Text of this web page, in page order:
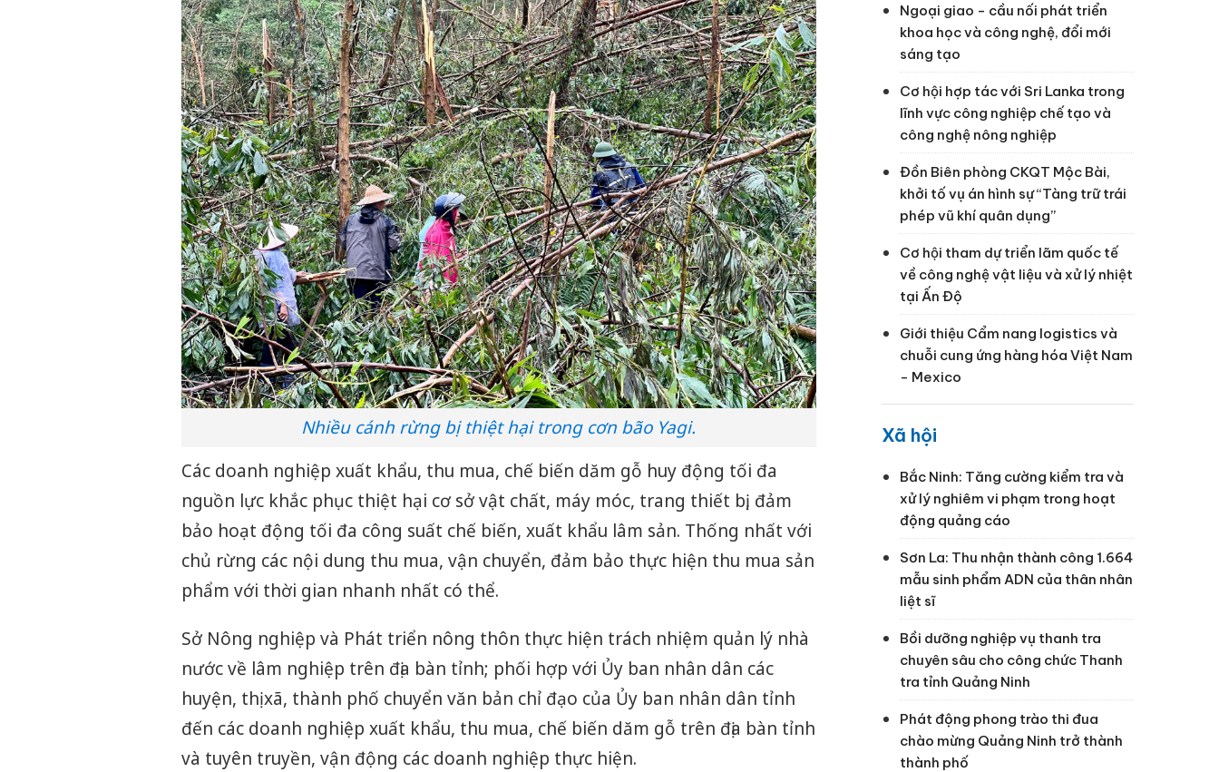
Nhiều cánh rừng bị thiệt hại trong cơn bão Yagi.
Các doanh nghiệp xuất khẩu, thu mua, chế biến dăm gỗ huy động tối đa
nguồn lực khắc phục thiệt hại cơ sở vật chất, máy móc, trang thiết bị, đảm
bảo hoạt động tối đa công suất chế biến, xuất khẩu lâm sản. Thống nhất với
chủ rừng các nội dung thu mua, vận chuyển, đảm bảo thực hiện thu mua sản
phẩm với thời gian nhanh nhất có thể.
Sở Nông nghiệp và Phát triển nông thôn thực hiện trách nhiệm quản lý nhà
nước về lâm nghiệp trên địa bàn tỉnh; phối hợp với Ủy ban nhân dân các
huyện, thị xã, thành phố chuyển văn bản chỉ đạo của Ủy ban nhân dân tỉnh
đến các doanh nghiệp xuất khẩu, thu mua, chế biến dăm gỗ trên địa bàn tỉnh
và tuyên truyền, vận động các doanh nghiệp thực hiện.
Ngoại giao - cầu nối phát triển
khoa học và công nghệ, đổi mới
sáng tạo
Cơ hội hợp tác với Sri Lanka trong
lĩnh vực công nghiệp chế tạo và
công nghệ nông nghiệp
Đồn Biên phòng CKQT Mộc Bài,
khởi tố vụ án hình sự “Tàng trữ trái
phép vũ khí quân dụng”
Cơ hội tham dự triển lãm quốc tế
về công nghệ vật liệu và xử lý nhiệt
tại Ấn Độ
Giới thiệu Cẩm nang logistics và
chuỗi cung ứng hàng hóa Việt Nam
- Mexico
Xã hội
Bắc Ninh: Tăng cường kiểm tra và
xử lý nghiêm vi phạm trong hoạt
động quảng cáo
Sơn La: Thu nhận thành công 1.664
mẫu sinh phẩm ADN của thân nhân
liệt sĩ
Bồi dưỡng nghiệp vụ thanh tra
chuyên sâu cho công chức Thanh
tra tỉnh Quảng Ninh
Phát động phong trào thi đua
chào mừng Quảng Ninh trở thành
thành phố